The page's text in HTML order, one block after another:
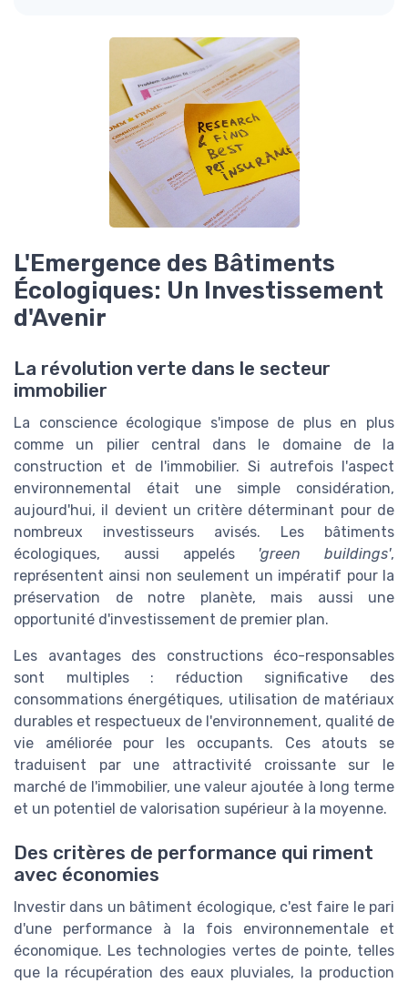
L'Emergence des Bâtiments
Écologiques: Un Investissement
d'Avenir
La révolution verte dans le secteur
immobilier
La conscience écologique s'impose de plus en plus
comme un pilier central dans le domaine de la
construction et de l'immobilier. Si autrefois l'aspect
environnemental était une simple considération,
aujourd'hui, il devient un critère déterminant pour de
nombreux investisseurs avisés. Les bâtiments
écologiques, aussi appelés 'green buildings',
représentent ainsi non seulement un impératif pour la
préservation de notre planète, mais aussi une
opportunité d'investissement de premier plan.
Les avantages des constructions éco-responsables
sont multiples : réduction significative des
consommations énergétiques, utilisation de matériaux
durables et respectueux de l'environnement, qualité de
vie améliorée pour les occupants. Ces atouts se
traduisent par une attractivité croissante sur le
marché de l'immobilier, une valeur ajoutée à long terme
et un potentiel de valorisation supérieur à la moyenne.
Des critères de performance qui riment
avec économies
Investir dans un bâtiment écologique, c'est faire le pari
d'une performance à la fois environnementale et
économique. Les technologies vertes de pointe, telles
que la récupération des eaux pluviales, la production